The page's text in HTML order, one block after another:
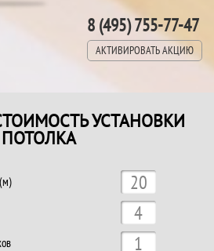
8 (495) 755-77-47
АКТИВИРОВАТЬ АКЦИЮ
УСТАНОВКИ
ПОТОЛКА